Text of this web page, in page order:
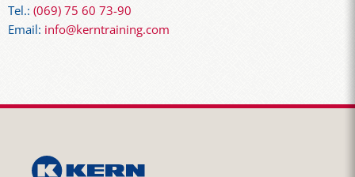
Tel.: (069) 75 60 73-90
Email: info@kerntraining.com